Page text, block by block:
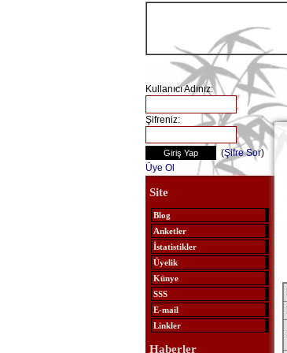
Kullanıcı Adınız:
Şifreniz:
(Şifre Sor)
Üye Ol
Site
Blog
Anketler
İstatistikler
Üyelik
Künye
SSS
E-mail
Linkler
Haberler